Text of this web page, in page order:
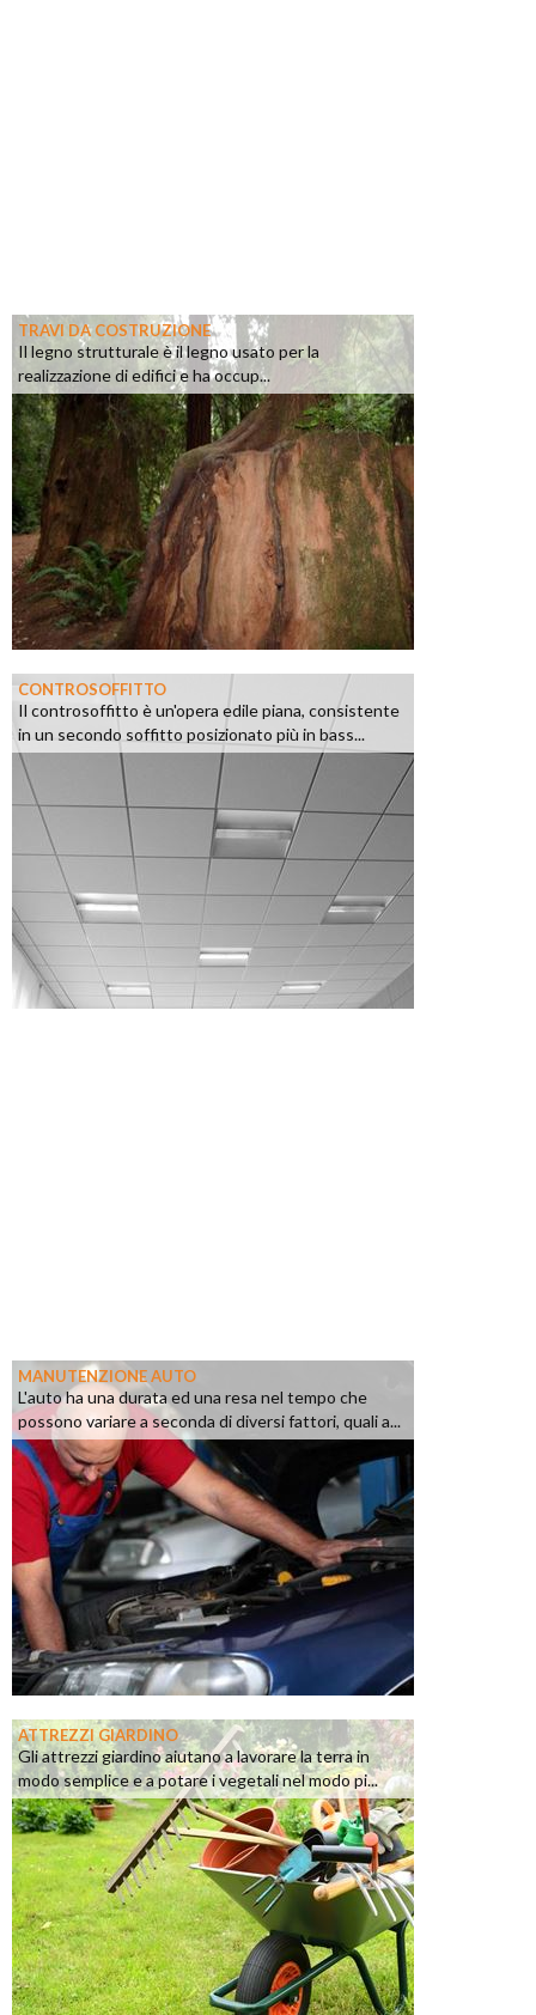
TRAVI DA COSTRUZIONE
Il legno strutturale è il legno usato per la
realizzazione di edifici e ha occup...
CONTROSOFFITTO
Il controsoffitto è un'opera edile piana, consistente
in un secondo soffitto posizionato più in bass...
MANUTENZIONE AUTO
L'auto ha una durata ed una resa nel tempo che
possono variare a seconda di diversi fattori, quali a...
ATTREZZI GIARDINO
Gli attrezzi giardino aiutano a lavorare la terra in
modo semplice e a potare i vegetali nel modo pi...